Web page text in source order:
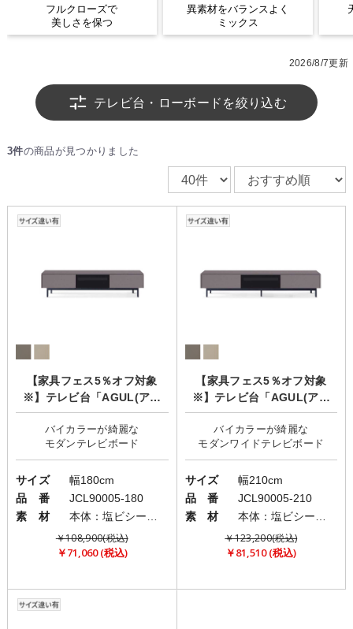
フルクローズで
美しさを保つ
異素材をバランスよく
ミックス
2026/8/7更新
テレビ台・ローボードを絞り込む
3件の商品が見つかりました
【家具フェス5％オフ対象
※】テレビ台「AGUL(アグ
ル)」
バイカラーが綺麗な
サイズ
幅180cm
品 番
JCL90005-180
素 材
￥108,900(税込)
￥71,060 (税込)
【家具フェス5％オフ対象
※】テレビ台「AGUL(アグ
ル)」
バイカラーが綺麗な
サイズ
幅210cm
品 番
JCL90005-210
素 材
￥123,200(税込)
￥81,510 (税込)